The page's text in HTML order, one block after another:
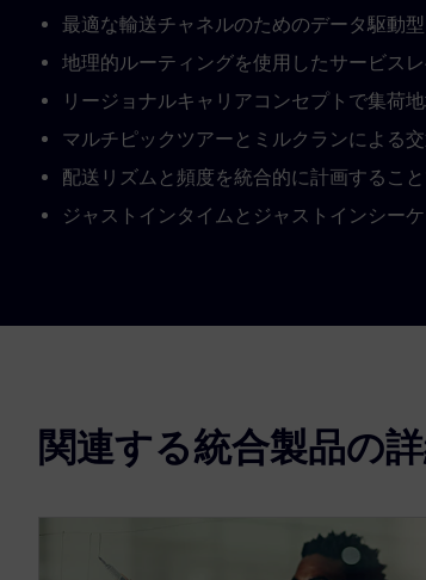
最適な輸送チャネルのためのデータ駆動
地理的ルーティングを使用したサービス
リージョナルキャリアコンセプトで集荷
マルチピックツアーとミルクランによる
配送リズムと頻度を統合的に計画するこ
ジャストインタイムとジャストインシー
関連する統合製品の